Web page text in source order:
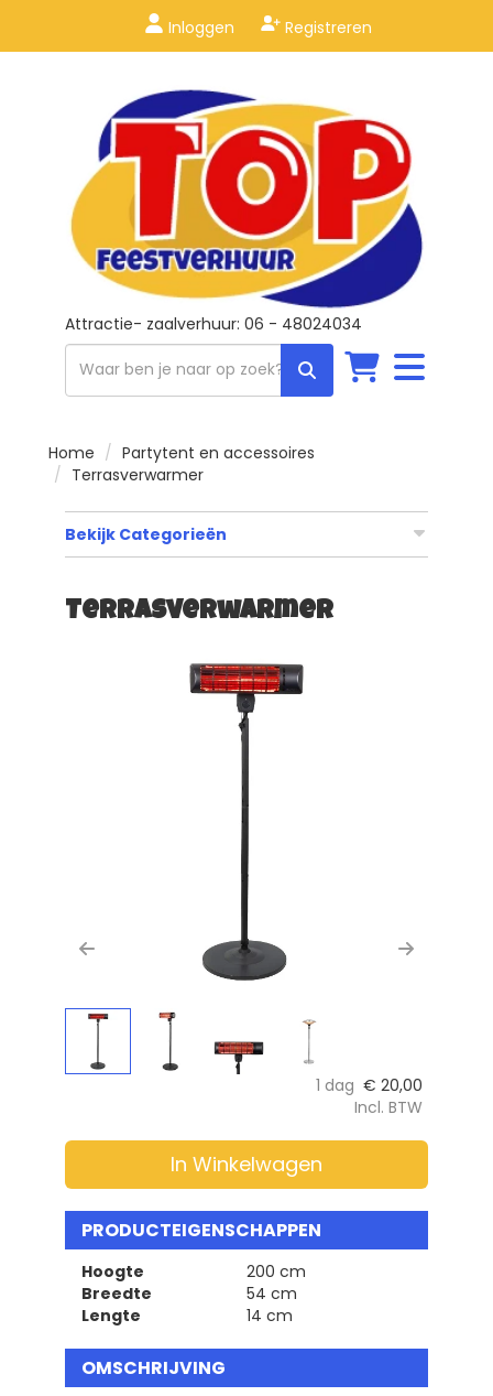
Inloggen Registreren
Attractie- zaalverhuur: 06 - 48024034
Toggle
navigation
Home
Partytent en accessoires
Terrasverwarmer
Bekijk Categorieën
Terrasverwarmer
Previous Next
1 dag € 20,00
Incl. BTW
In Winkelwagen
PRODUCTEIGENSCHAPPEN
Hoogte
200 cm
Breedte
54 cm
Lengte
14 cm
OMSCHRIJVING